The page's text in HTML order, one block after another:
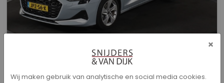
Audi A3 - Sportback 40 TFSI e Advanced edition
×
Wij maken gebruik van analytische en social media cookies.